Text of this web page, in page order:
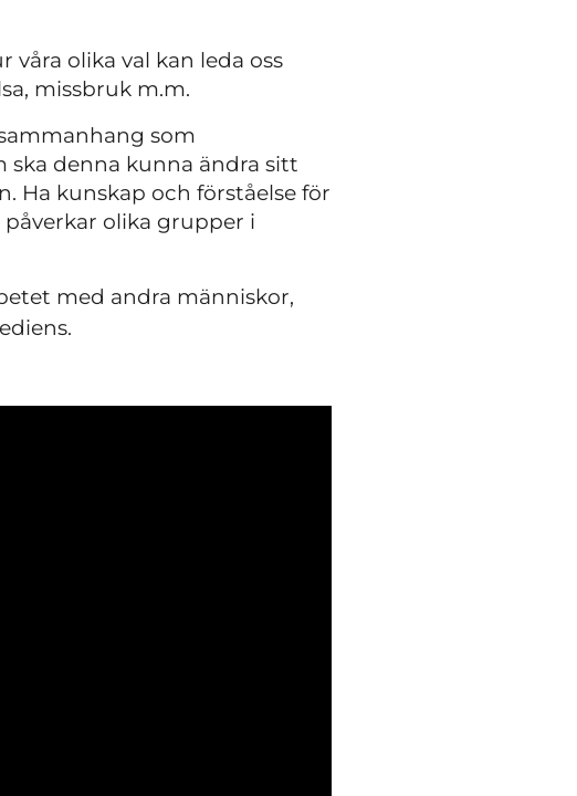
olika val kan leda oss
missbruk m.m.
som
ska denna kunna ändra sitt
Ha kunskap och förståelse för
olika grupper i
med andra människor,